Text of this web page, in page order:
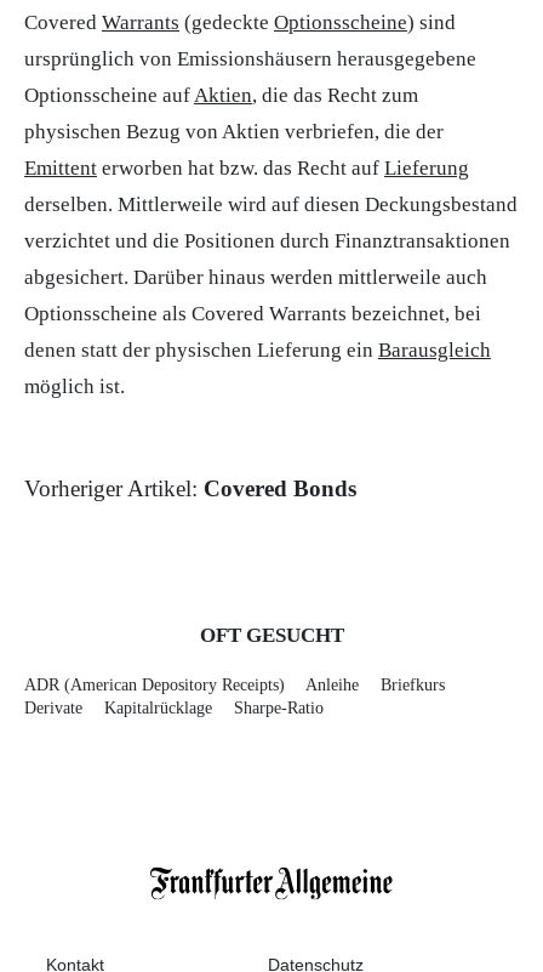
Covered Warrants (gedeckte Optionsscheine) sind
ursprünglich von Emissionshäusern herausgegebene
Optionsscheine aufAktien, die das Recht zum
physischen Bezug von Aktien verbriefen, die der
Emittent erworben hat bzw. das Recht auf Lieferung
derselben. Mittlerweile wird auf diesen Deckungsbestand
verzichtet und die Positionen durch Finanztransaktionen
abgesichert. Darüber hinaus werden mittlerweile auch
Optionsscheine als Covered Warrants bezeichnet, bei
denen statt der physischen Lieferung ein Barausgleich
möglich ist.
Vorheriger Artikel: Covered Bonds
OFT GESUCHT
ADR (American Depository Receipts) Anleihe
Briefkurs
Derivate
Kapitalrücklage Sharpe-Ratio
Kontakt Datenschutz